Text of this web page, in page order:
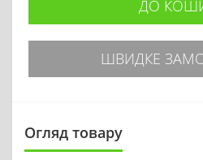
ДО
ШВИДКЕ
Огляд товару